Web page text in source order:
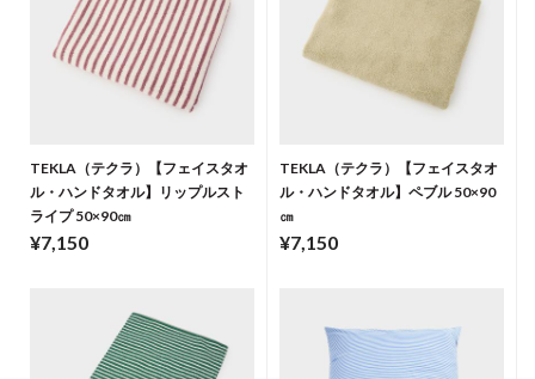
TEKLA（テクラ）【フェイスタオ
ル・ハンドタオル】リップルスト
ライプ 50×90㎝
¥7,150
TEKLA（テクラ）【フェイスタオ
ル・ハンドタオル】ペブル 50×90
㎝
¥7,150